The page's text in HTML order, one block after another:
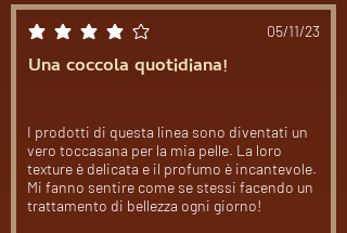
la valutazione media è 4 su 5 05/11/23
Una coccola quotidiana!
I prodotti di questa linea sono diventati un
vero toccasana per la mia pelle. La loro
texture è delicata e il profumo è incantevole.
Mi fanno sentire come se stessi facendo un
trattamento di bellezza ogni giorno!